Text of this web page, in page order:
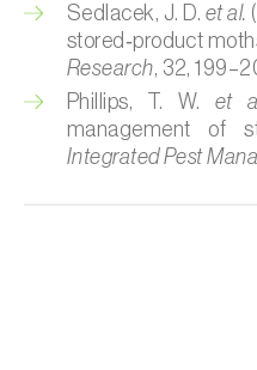
Coleópteros de
Coleópteros de
Criocero del
C. duodecimpunctata
Sedlacek, J. D. et al.
stored‑product
Research, 32,
Phillips, T. W. et
management of
Integrated Pest